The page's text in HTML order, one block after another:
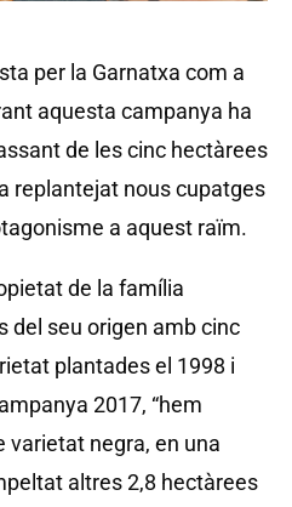
per la Garnatxa com a
aquesta campanya ha
de les cinc hectàrees
replantejat nous cupatges
a aquest raïm.
de la família
del seu origen amb cinc
plantades el 1998 i
2017, “hem
varietat negra, en una
altres 2,8 hectàrees